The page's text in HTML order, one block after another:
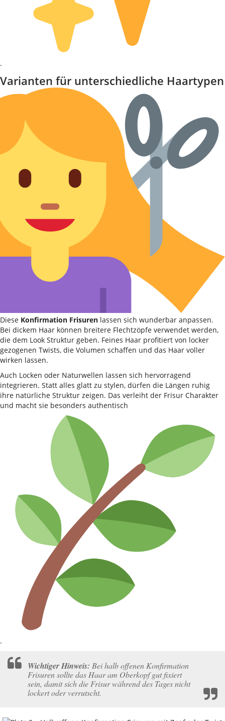
.
Varianten für unterschiedliche Haartypen
Diese Konfirmation Frisuren lassen sich wunderbar anpassen.
Bei dickem Haar können breitere Flechtzöpfe verwendet werden,
die dem Look Struktur geben. Feines Haar profitiert von locker
gezogenen Twists, die Volumen schaffen und das Haar voller
wirken lassen.
Auch Locken oder Naturwellen lassen sich hervorragend
integrieren. Statt alles glatt zu stylen, dürfen die Längen ruhig
ihre natürliche Struktur zeigen. Das verleiht der Frisur Charakter
und macht sie besonders authentisch
.
Wichtiger Hinweis: Bei halb offenen Konfirmation
Frisuren sollte das Haar am Oberkopf gut fixiert
sein, damit sich die Frisur während des Tages nicht
lockert oder verrutscht.